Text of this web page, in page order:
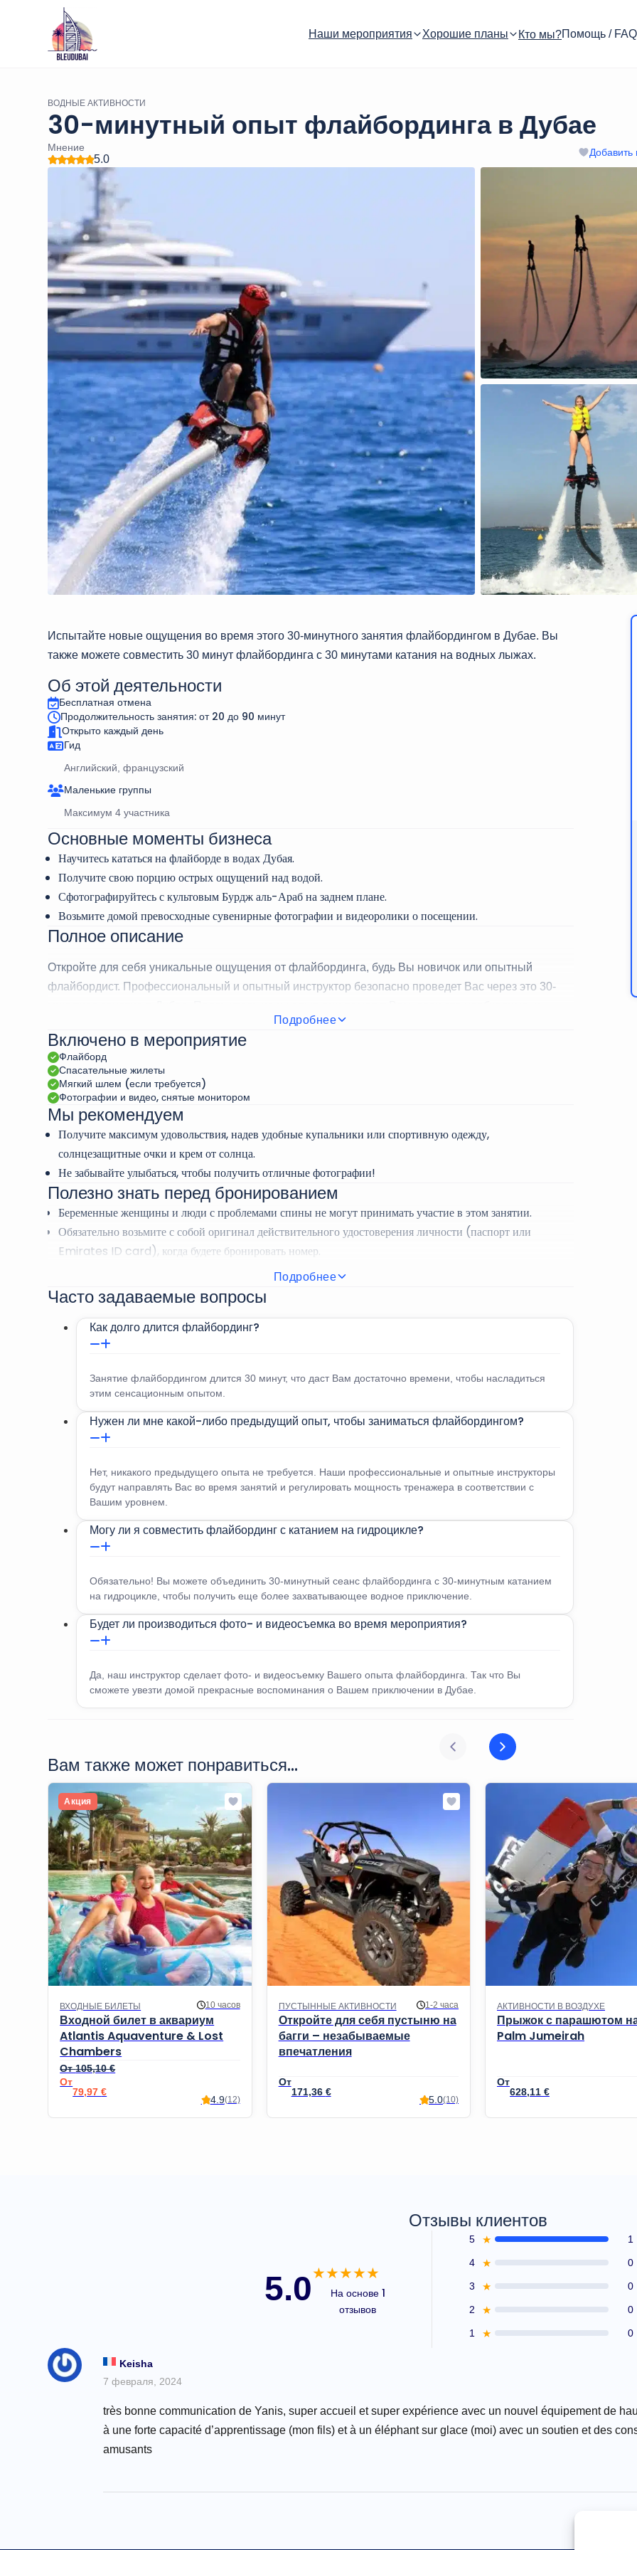
Наши мероприятия Хорошие планы Кто мы?Помощь / FAQ
ВОДНЫЕ АКТИВНОСТИ
30-минутный опыт флайбординга в Дубае
Мнение
5.0
Добавить
Испытайте новые ощущения во время этого 30-минутного занятия флайбордингом в Дубае. Вы
также можете совместить 30 минут флайбординга с 30 минутами катания на водных лыжах.
Об этой деятельности
Бесплатная отмена
Продолжительность занятия: от 20 до 90 минут
Открыто каждый день
Гид
Английский, французский
Маленькие группы
Максимум 4 участника
Основные моменты бизнеса
Научитесь кататься на флайборде в водах Дубая.
Получите свою порцию острых ощущений над водой.
Сфотографируйтесь с культовым Бурдж аль-Араб на заднем плане.
Возьмите домой превосходные сувенирные фотографии и видеоролики о посещении.
Полное описание
Откройте для себя уникальные ощущения от флайбординга, будь Вы новичок или опытный
флайбордист. Профессиональный и опытный инструктор безопасно проведет Вас через это 30-
отрегулируют мощность аппарата в соответствии с Вашим уровнем. Постарайтесь подняться как
можно выше и насладиться панорамными видами. Вы также можете совместить сеанс
флайбординга с 30 минутами катания на гидроцикле, чтобы получить еще более яркие
впечатления.
Подробнее
Включено в мероприятие
Флайборд
Спасательные жилеты
Мягкий шлем (если требуется)
Фотографии и видео, снятые монитором
Мы рекомендуем
Получите максимум удовольствия, надев удобные купальники или спортивную одежду,
солнцезащитные очки и крем от солнца.
Не забывайте улыбаться, чтобы получить отличные фотографии!
Полезно знать перед бронированием
Беременные женщины и люди с проблемами спины не могут принимать участие в этом занятии.
Обязательно возьмите с собой оригинал действительного удостоверения личности (паспорт или
Emirates ID card), когда будете бронировать номер.
Водители должны быть старше 14 лет, чтобы принять участие в конкурсе.
Пассажиры должны быть в возрасте от 5 лет и старше.
Стоимость аренды указана за один гидроцикл. Два человека могут разделить гидроцикл.
Подробнее
Часто задаваемые вопросы
Как долго длится флайбординг?
Занятие флайбордингом длится 30 минут, что даст Вам достаточно времени, чтобы насладиться
этим сенсационным опытом.
Нужен ли мне какой-либо предыдущий опыт, чтобы заниматься флайбордингом?
Нет, никакого предыдущего опыта не требуется. Наши профессиональные и опытные инструкторы
будут направлять Вас во время занятий и регулировать мощность тренажера в соответствии с
Вашим уровнем.
Могу ли я совместить флайбординг с катанием на гидроцикле?
Обязательно! Вы можете объединить 30-минутный сеанс флайбординга с 30-минутным катанием
на гидроцикле, чтобы получить еще более захватывающее водное приключение.
Будет ли производиться фото- и видеосъемка во время мероприятия?
Да, наш инструктор сделает фото- и видеосъемку Вашего опыта флайбординга. Так что Вы
сможете увезти домой прекрасные воспоминания о Вашем приключении в Дубае.
Вам также может понравиться...
ВХОДНЫЕ БИЛЕТЫ 10 часов
Входной билет в аквариум
Atlantis Aquaventure & Lost
Chambers
От105,10€
Первоначальная цена составляла 105,10 €.
79,97€Текущая цена: 79,97 €.
4.9(12)
Акция
ПУСТЫННЫЕ АКТИВНОСТИ 1-2 часа
Откройте для себя пустыню на
багги – незабываемые
впечатления
171,36 €
5.0(10)
АКТИВНОСТИ В ВОЗДУХЕ
Прыжок с парашютом
Palm Jumeirah
628,11 €
Отзывы клиентов
5.0★★★★★
На основе 1
отзывов
5 ★ 1
4 ★ 0
3 ★ 0
2 ★ 0
1 ★ 0
Keisha
7 февраля, 2024
très bonne communication de Yanis, super accueil et super expérience avec un nouvel équipement de
à une forte capacité d’apprentissage (mon fils) et à un éléphant sur glace (moi) avec un soutien et des
amusants